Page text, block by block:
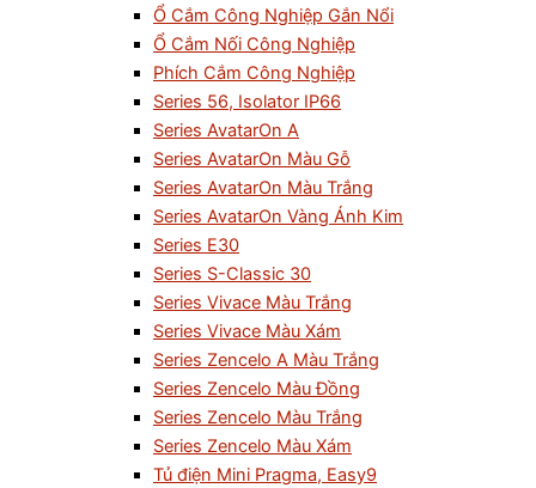
Ổ Cắm Công Nghiệp Gắn Nổi
Ổ Cắm Nối Công Nghiệp
Phích Cắm Công Nghiệp
Series 56, Isolator IP66
Series AvatarOn A
Series AvatarOn Màu Gỗ
Series AvatarOn Màu Trắng
Series AvatarOn Vàng Ánh Kim
Series E30
Series S-Classic 30
Series Vivace Màu Trắng
Series Vivace Màu Xám
Series Zencelo A Màu Trắng
Series Zencelo Màu Đồng
Series Zencelo Màu Trắng
Series Zencelo Màu Xám
Tủ điện Mini Pragma, Easy9